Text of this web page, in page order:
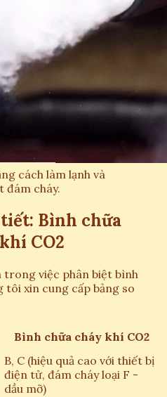
cách làm lạnh và
đám cháy.
Bình chữa
CO2
trong việc phân biệt bình
tôi xin cung cấp bảng so
Bình chữa cháy khí CO2
B, C (hiệu quả cao với thiết bị
điện tử, đám cháy loại F -
dầu mỡ)